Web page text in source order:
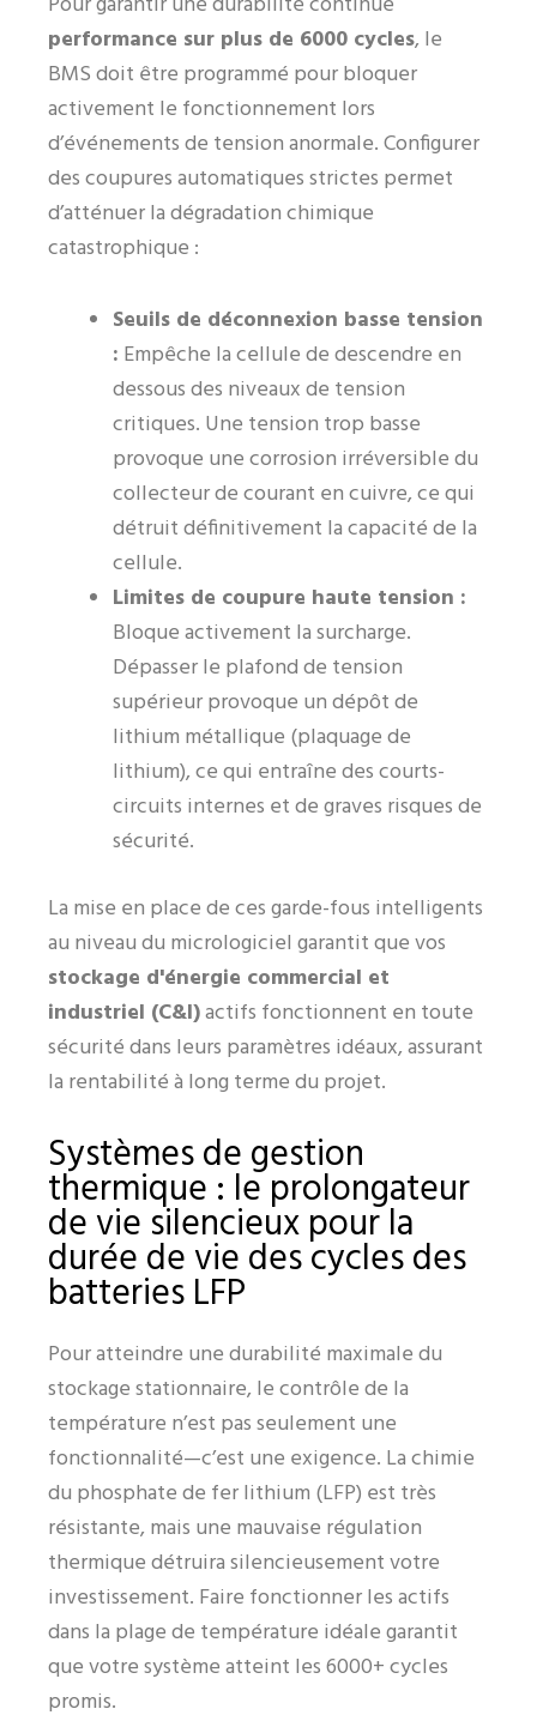
performance sur plus de 6000 cycles, le
BMS doit être programmé pour bloquer
activement le fonctionnement lors
d’événements de tension anormale. Configurer
des coupures automatiques strictes permet
d’atténuer la dégradation chimique
catastrophique :
Seuils de déconnexion basse tension
: Empêche la cellule de descendre en
dessous des niveaux de tension
critiques. Une tension trop basse
provoque une corrosion irréversible du
collecteur de courant en cuivre, ce qui
détruit définitivement la capacité de la
cellule.
Limites de coupure haute tension :
Bloque activement la surcharge.
Dépasser le plafond de tension
supérieur provoque un dépôt de
lithium métallique (plaquage de
lithium), ce qui entraîne des courts-
circuits internes et de graves risques de
sécurité.
La mise en place de ces garde-fous intelligents
au niveau du micrologiciel garantit que vos
stockage d'énergie commercial et
industriel (C&I)actifs fonctionnent en toute
sécurité dans leurs paramètres idéaux, assurant
la rentabilité à long terme du projet.
Systèmes de gestion
thermique : le prolongateur
de vie silencieux pour la
durée de vie des cycles des
batteries LFP
Pour atteindre une durabilité maximale du
stockage stationnaire, le contrôle de la
température n’est pas seulement une
fonctionnalité—c’est une exigence. La chimie
du phosphate de fer lithium (LFP) est très
résistante, mais une mauvaise régulation
thermique détruira silencieusement votre
investissement. Faire fonctionner les actifs
dans la plage de température idéale garantit
que votre système atteint les 6000+ cycles
promis.